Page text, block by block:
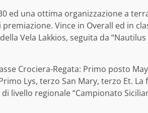
ed una ottima organizzazione a
Vince in Overall ed in
Vela Lakkios, seguita da
Crociera-Regata: Primo posto
Lys, terzo San Mary, terzo Et.
livello regionale “Campionato